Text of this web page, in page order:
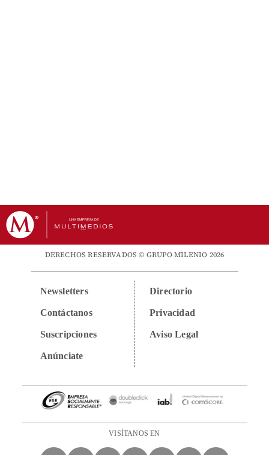
DERECHOS RESERVADOS © GRUPO MILENIO 2026
Newsletters
Contáctanos
Suscripciones
Anúnciate
Directorio
Privacidad
Aviso Legal
VISÍTANOS EN